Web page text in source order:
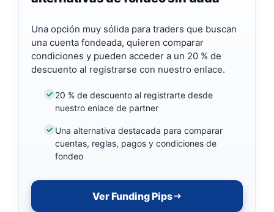
Una opción muy sólida para traders que buscan
una cuenta fondeada, quieren comparar
condiciones y pueden acceder a un 20 % de
descuento al registrarse con nuestro enlace.
20 % de descuento al registrarte desde
nuestro enlace de partner
Una alternativa destacada para comparar
cuentas, reglas, pagos y condiciones de
fondeo
Ver Funding Pips